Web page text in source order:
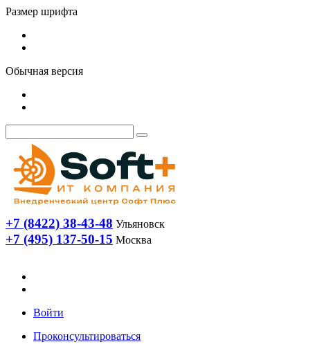
Размер шрифта
Обычная версия
+7 (8422) 38-43-48 Ульяновск
+7 (495) 137-50-15 Москва
Войти
Проконсультироваться